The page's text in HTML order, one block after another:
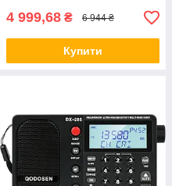
4 999,68 ₴ 6 944 ₴
Купити